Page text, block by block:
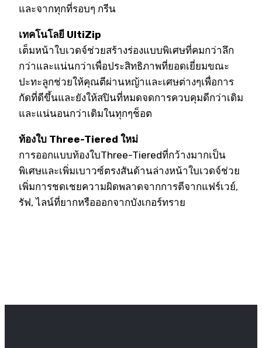
และจากทุกที่รอบๆ กรีน
เทคโนโลยี UltiZip
เต็มหน้าใบเวดจ์ช่วยสร้างร่องแบบพิเศษที่คมกว่าลึก
กว่าและแน่นกว่าเพื่อประสิทธิภาพที่ยอดเยี่ยมขณะ
ปะทะลูกช่วยให้คุณตีผ่านหญ้าและเศษต่างๆเพื่อการ
กัดที่ดีขึ้นและยังให้สปินที่หมดจดการควบคุมดีกว่าเดิม
และแน่นอนกว่าเดิมในทุกๆช็อต
ท้องใบ Three-Tiered ใหม่
การออกแบบท้องใบThree-Tieredที่กว้างมากเป็น
พิเศษและเพิ่มเบาวซ์ตรงสันด้านล่างหน้าใบเวดจ์ช่วย
เพิ่มการชดเชยความผิดพลาดจากการตีจากแฟร์เวย์,
รัฟ, ไลน์ที่ยากหรือออกจากบังเกอร์ทราย